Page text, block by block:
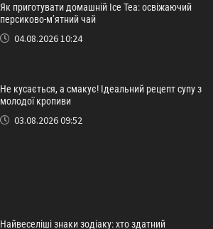
Як приготувати домашній Ice Tea: освіжаючий
персиково-м’ятний чай
04.08.2026 10:24
Не кусається, а смакує! Ідеальний рецепт супу з
молодої кропиви
03.08.2026 09:52
Найвеселіші знаки зодіаку: хто здатний